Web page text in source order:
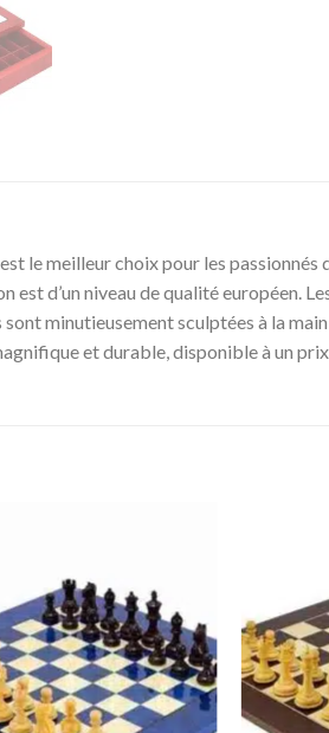
le meilleur choix pour les passionnés
d’un niveau de qualité européen.
minutieusement sculptées à la
et durable, disponible à un